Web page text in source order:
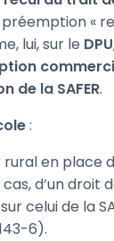
«
lui, sur le DPU
de la SAFER.
:
en place
d’un droit
celui de la
6).